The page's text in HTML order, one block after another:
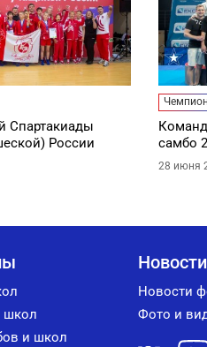
Спартакиады
России
самбо
28 июня
школ
и школ
Новости
Фото и